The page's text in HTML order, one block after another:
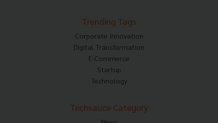
Trending Tags
Corporate Innovation
Digital Transformation
E-Commerce
Startup
Technology
Techsauce Category